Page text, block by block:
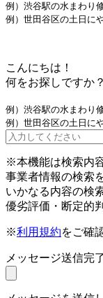
例）渋谷駅の水まわり
例）世田谷区の土日に
こんにちは！
何をお探しですか？
例）渋谷駅の水まわり
例）世田谷区の土日に
※本機能は検索内
事業者情報の検索
いかなる内容の検
優劣評価・断定的
※利用規約をご確
メッセージ送信完